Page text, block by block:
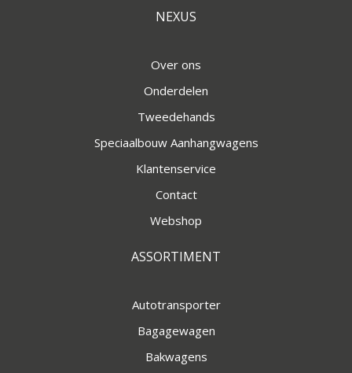
NEXUS
Over ons
Onderdelen
Tweedehands
Speciaalbouw Aanhangwagens
Klantenservice
Contact
Webshop
ASSORTIMENT
Autotransporter
Bagagewagen
Bakwagens